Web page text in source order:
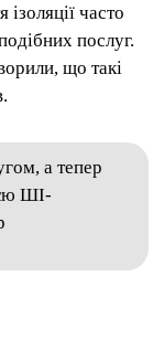
часто
послуг.
що такі
а тепер
ШІ-